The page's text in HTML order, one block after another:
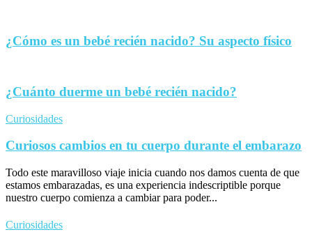
¿Cómo es un bebé recién nacido? Su aspecto físico
¿Cuánto duerme un bebé recién nacido?
Curiosidades
Curiosos cambios en tu cuerpo durante el embarazo
Todo este maravilloso viaje inicia cuando nos damos cuenta de que
estamos embarazadas, es una experiencia indescriptible porque
nuestro cuerpo comienza a cambiar para poder...
Curiosidades